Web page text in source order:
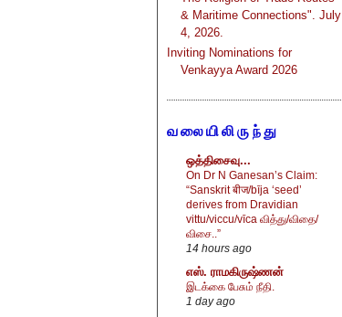
& Maritime Connections". July
4, 2026.
Inviting Nominations for
Venkayya Award 2026
வலையிலிருந்து
ஒத்திசைவு...
On Dr N Ganesan’s Claim:
“Sanskrit बीज/bīja ‘seed’
derives from Dravidian
vittu/viccu/vīca வித்து/விதை/
விசை..”
14 hours ago
எஸ். ராமகிருஷ்ணன்
இடக்கை பேசும் நீதி.
1 day ago